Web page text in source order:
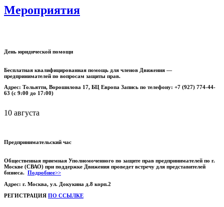
Мероприятия
День юридической помощи
Бесплатная квалифицированная помощь для членов Движения —
предпринимателей по вопросам защиты прав.
Адрес: Тольятти, Ворошилова 17, БЦ Европа Запись по телефону: +7 (927) 774-44-
63 (с 9:00 до 17:00)
10 августа
Предпринимательский час
Общественная приемная Уполномоченного по защите прав предпринимателей по г.
Москве (СВАО) при поддержке Движения проведет встречу для представителей
бизнеса. Подробнее>>
Адрес: г. Москва, ул. Докукина д.8 корп.2
РЕГИСТРАЦИЯ ПО ССЫЛКЕ